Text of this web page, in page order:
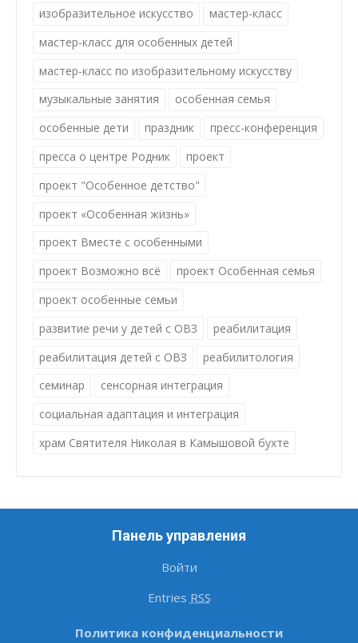
изобразительное искусство
мастер-класс
мастер-класс для особенных детей
мастер-класс по изобразительному искусству
музыкальные занятия
особенная семья
особенные дети
праздник
пресс-конференция
пресса о центре Родник
проект
проект "Особенное детство"
проект «Особенная жизнь»
проект Вместе с особенными
проект Возможно всё
проект Особенная семья
проект особенные семьи
развитие речи у детей с ОВЗ
реабилитация
реабилитация детей с ОВЗ
реабилитология
семинар
сенсорная интеграция
социальная адаптация и интеграция
храм Святителя Николая в Камышовой бухте
Панель управления
Войти
Entries RSS
Политика конфиденциальности